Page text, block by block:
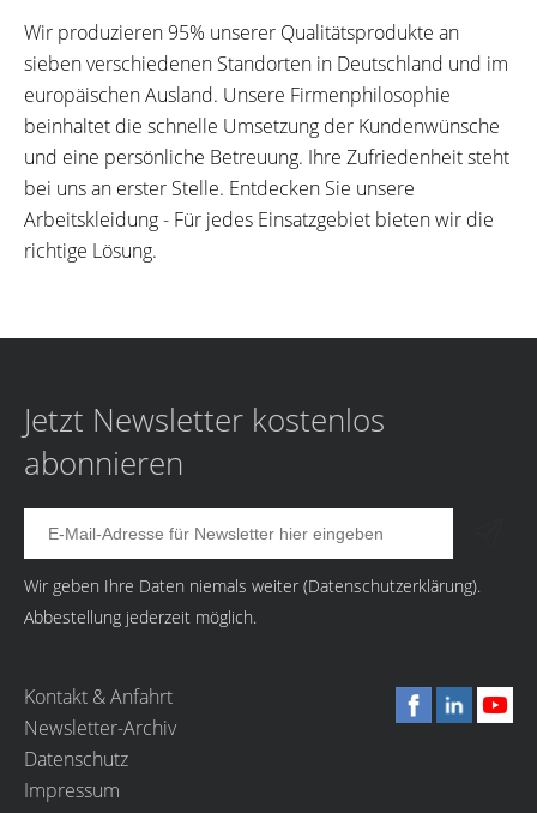
Wir produzieren 95% unserer Qualitätsprodukte an
sieben verschiedenen Standorten in Deutschland und im
europäischen Ausland. Unsere Firmenphilosophie
beinhaltet die schnelle Umsetzung der Kundenwünsche
und eine persönliche Betreuung. Ihre Zufriedenheit steht
bei uns an erster Stelle. Entdecken Sie unsere
Arbeitskleidung - Für jedes Einsatzgebiet bieten wir die
richtige Lösung.
Jetzt Newsletter kostenlos
abonnieren
Wir geben Ihre Daten niemals weiter (Datenschutzerklärung).
Abbestellung jederzeit möglich.
Kontakt & Anfahrt
Newsletter-Archiv
Datenschutz
Impressum